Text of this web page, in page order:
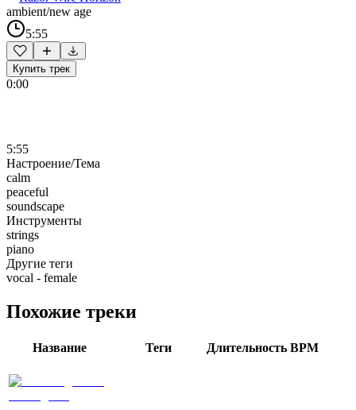
ambient/new age
5:55
Купить трек
0:00
5:55
Настроение/Тема
calm
peaceful
soundscape
Инструменты
strings
piano
Другие теги
vocal - female
Похожие треки
Название Теги Длительность BPM